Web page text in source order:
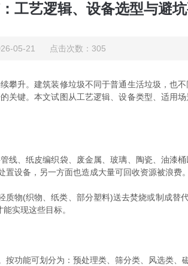
工艺逻辑、设备选型与避
05-21 点击次数：305
升。建筑装修垃圾不同于普通生活垃圾，也
键。本文试图从工艺逻辑、设备类型、适用
、纸皮编织袋、废金属、玻璃、陶瓷、油漆
设备，另一方面也造成大量可回收资源被浪费。
(织物、纸类、部分塑料)送去焚烧或制成替
实现这些目标。
能可划分为：预处理类、筛分类、风选类、